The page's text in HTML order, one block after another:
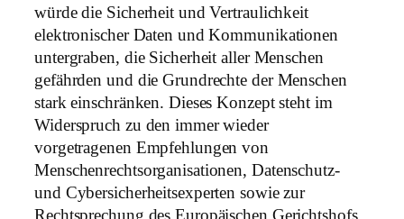
würde die Sicherheit und Vertraulichkeit
elektronischer Daten und Kommunikationen
untergraben, die Sicherheit aller Menschen
gefährden und die Grundrechte der Menschen
stark einschränken. Dieses Konzept steht im
Widerspruch zu den immer wieder
vorgetragenen Empfehlungen von
Menschenrechtsorganisationen, Datenschutz-
und Cybersicherheitsexperten sowie zur
Rechtsprechung des Europäischen Gerichtshofs